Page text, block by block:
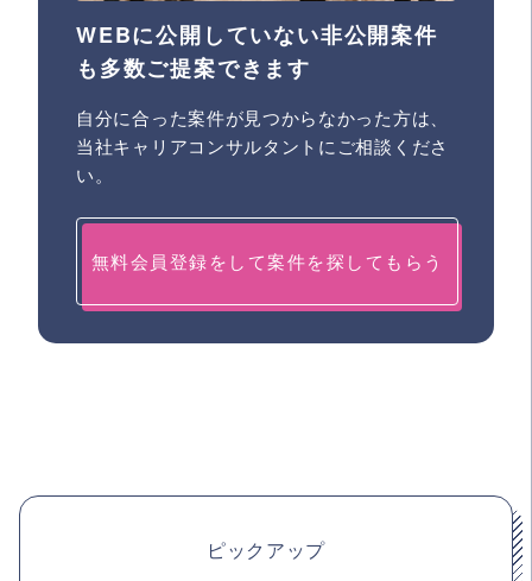
WEBに公開していない非公開案件
も多数ご提案できます
自分に合った案件が見つからなかった方は、
当社キャリアコンサルタントにご相談くださ
い。
無料会員登録をして案件を探してもらう
ピックアップ